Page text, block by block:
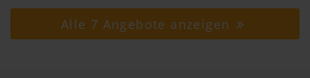
Alle 7 Angebote anzeigen